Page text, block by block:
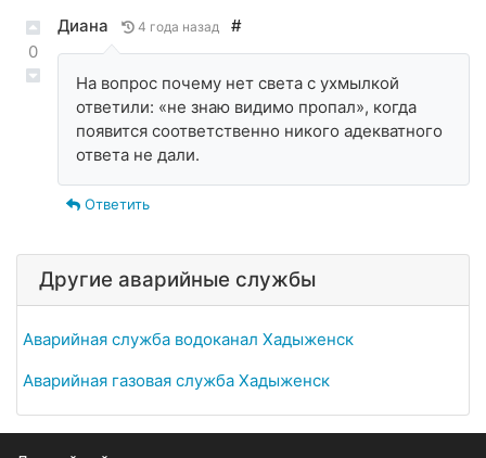
0
Диана 4 года назад #
На вопрос почему нет света с ухмылкой
ответили: «не знаю видимо пропал», когда
появится соответственно никого адекватного
ответа не дали.
Ответить
Другие аварийные службы
Аварийная служба водоканал Хадыженск
Аварийная газовая служба Хадыженск